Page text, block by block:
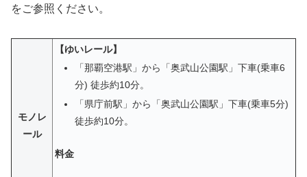
をご参照ください。
モノレ
ール
【ゆいレール】
「那覇空港駅」から「奥武山公園駅」下車(乗車6
分) 徒歩約10分。
「県庁前駅」から「奥武山公園駅」下車(乗車5分)
徒歩約10分。
料金